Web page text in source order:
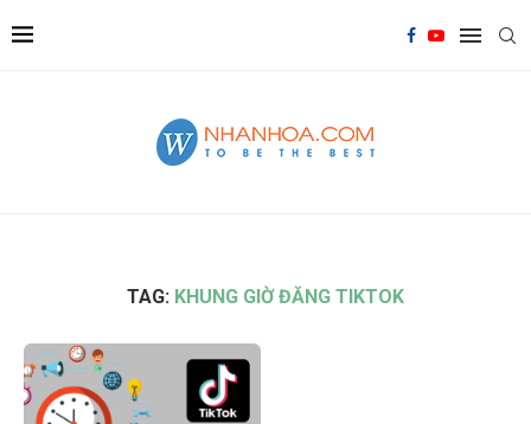
TAG: KHUNG GIỜ ĐĂNG TIKTOK